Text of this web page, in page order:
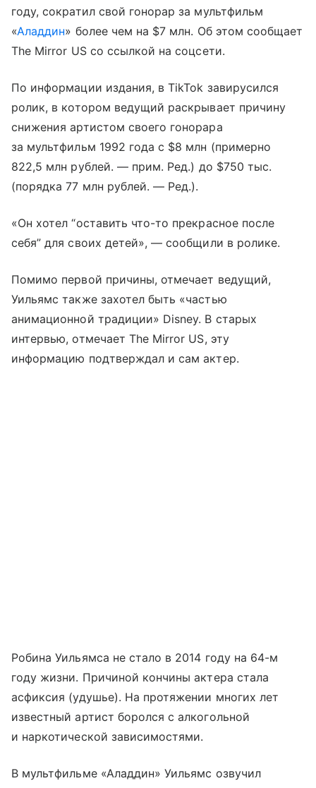
году, сократил свой гонорар за мультфильм
«Аладдин» более чем на $7 млн. Об этом сообщает
The Mirror US со ссылкой на соцсети.
По информации издания, в TikTok завирусился
ролик, в котором ведущий раскрывает причину
снижения артистом своего гонорара
за мультфильм 1992 года с $8 млн (примерно
822,5 млн рублей. — прим. Ред.) до $750 тыс.
(порядка 77 млн рублей. — Ред.).
«Он хотел “оставить что-то прекрасное после
себя” для своих детей», — сообщили в ролике.
Помимо первой причины, отмечает ведущий,
Уильямс также захотел быть «частью
анимационной традиции» Disney. В старых
интервью, отмечает The Mirror US, эту
информацию подтверждал и сам актер.
Робина Уильямса не стало в 2014 году на 64-м
году жизни. Причиной кончины актера стала
асфиксия (удушье). На протяжении многих лет
известный артист боролся с алкогольной
и наркотической зависимостями.
В мультфильме «Аладдин» Уильямс озвучил